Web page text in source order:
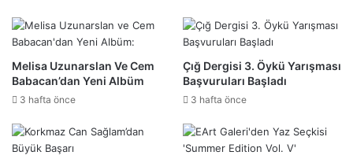
Melisa Uzunarslan Ve Cem
Babacan’dan Yeni Albüm
3 hafta önce
Çığ Dergisi 3. Öykü Yarışması
Başvuruları Başladı
3 hafta önce